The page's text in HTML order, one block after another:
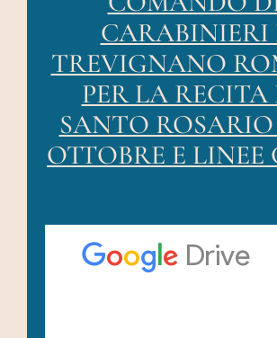
AREA RISERVATACARABINIERI
TREVIGNANO
PER LA RECITA
SANTO ROSARIO
OTTOBRE E